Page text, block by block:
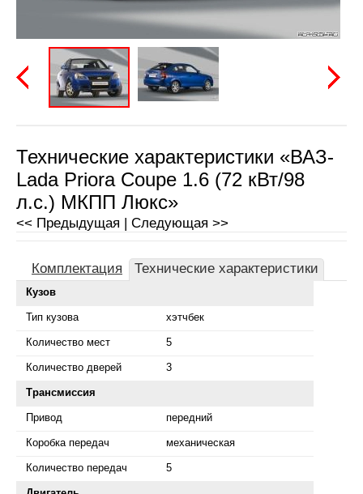
Технические характеристики «ВАЗ-
Lada Priora Coupe 1.6 (72 кВт/98
л.с.) МКПП Люкс»
<< Предыдущая | Следующая >>
Комплектация Технические характеристики
Кузов
Тип кузова хэтчбек
Количество мест 5
Количество дверей 3
Трансмиссия
Привод передний
Коробка передач механическая
Количество передач 5